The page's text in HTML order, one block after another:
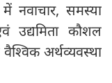
में नवाचार, समस्या
उद्यमिता कौशल
अर्थव्यवस्था